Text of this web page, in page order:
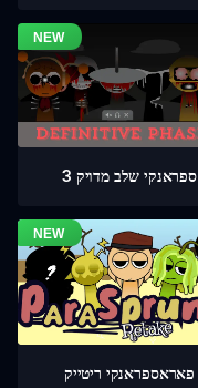
ספראנקי שלב מדויק 3
פאראספראנקי ריטייק